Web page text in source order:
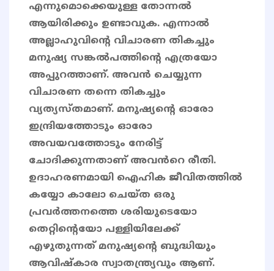
എന്നുമൊക്കെയുള്ള തോന്നൽ
ആയിരിക്കും ഉണ്ടാവുക. എന്നാൽ
അല്ലാഹുവിൻ്റെ വിചാരണ തികച്ചും
മനുഷ്യ സങ്കൽപത്തിന്റെ എത്രയോ
അപ്പുറത്താണ്. അവൻ ചെയ്യുന്ന
വിചാരണ തന്നെ തികച്ചും
വ്യത്യസ്തമാണ്. മനുഷ്യൻ്റെ ഓരോ
ഇന്ദ്രിയത്തോടും ഓരോ
അവയവത്തോടും നേരിട്ട്
ചോദിക്കുന്നതാണ് അവൻറെ രീതി.
ഉദാഹരണമായി ഐഹിക ജീവിതത്തിൽ
കയ്യോ കാലോ ചെയ്ത ഒരു
പ്രവർത്തനത്തെ ശരിയുടെയോ
തെറ്റിന്റെയോ പള്ളിയിലേക്ക്
എഴുതുന്നത് മനുഷ്യൻ്റെ ബുദ്ധിയും
ആവിഷ്കാര സ്വാതന്ത്ര്യവും ആണ്.